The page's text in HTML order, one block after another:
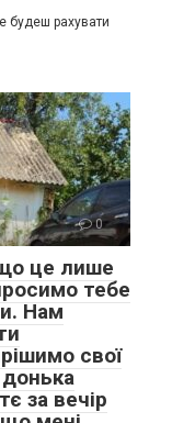
будеш рахувати
0
це лише
тебе
Нам
свої
за вечір